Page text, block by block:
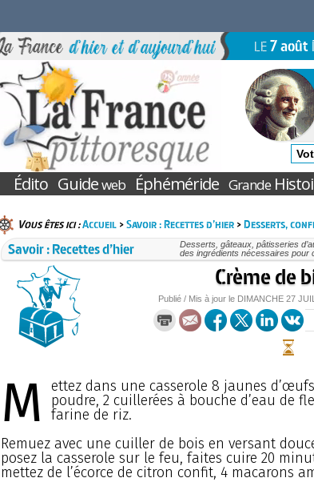
LE7 août
Édito Guideweb Éphéméride Grande
Vous êtes ici :Accueil>Savoir : Recettes d’hier>Desserts,
Savoir : Recettes d’hier
Desserts, gâteaux, pâtisseries
des ingrédients nécessaires pour
Crème de
Publié / Mis à jour le DIMANCHE 27
M
ettez dans une casserole 8 jaunes
poudre, 2 cuillerées à bouche d’eau de
farine de riz.
Remuez avec une cuiller de bois en versant
posez la casserole sur le feu, faites cuire 20
mettez de l’écorce de citron confit, 4 macarons